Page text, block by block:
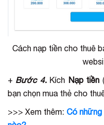
Cách nạp tiền cho thuê
+ Bước 4.Kích Nạp tiền (
bạn chọn mua thẻ cho
>>> Xem thêm: Có những